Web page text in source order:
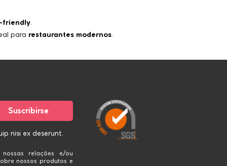
friendly.
para restaurantes modernos.
nisi ex deserunt.
relações e/ou
nossos produtos e